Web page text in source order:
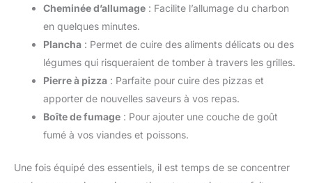
Cheminée d’allumage : Facilite l’allumage du charbon
en quelques minutes.
Plancha : Permet de cuire des aliments délicats ou des
légumes qui risqueraient de tomber à travers les grilles.
Pierre à pizza : Parfaite pour cuire des pizzas et
apporter de nouvelles saveurs à vos repas.
Boîte de fumage : Pour ajouter une couche de goût
fumé à vos viandes et poissons.
Une fois équipé des essentiels, il est temps de se concentrer